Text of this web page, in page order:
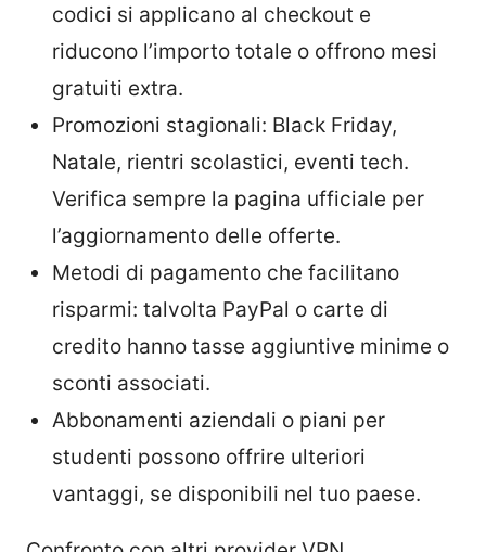
codici si applicano al checkout e
riducono l’importo totale o offrono mesi
gratuiti extra.
Promozioni stagionali: Black Friday,
Natale, rientri scolastici, eventi tech.
Verifica sempre la pagina ufficiale per
l’aggiornamento delle offerte.
Metodi di pagamento che facilitano
risparmi: talvolta PayPal o carte di
credito hanno tasse aggiuntive minime o
sconti associati.
Abbonamenti aziendali o piani per
studenti possono offrire ulteriori
vantaggi, se disponibili nel tuo paese.